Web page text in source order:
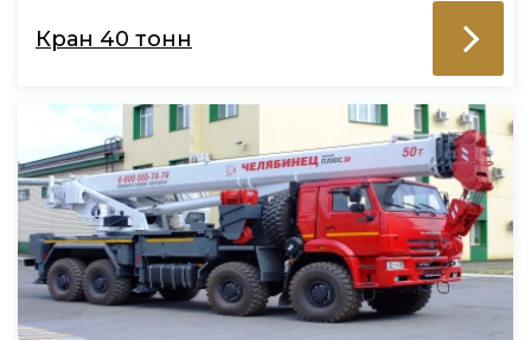
Кран 40 тонн